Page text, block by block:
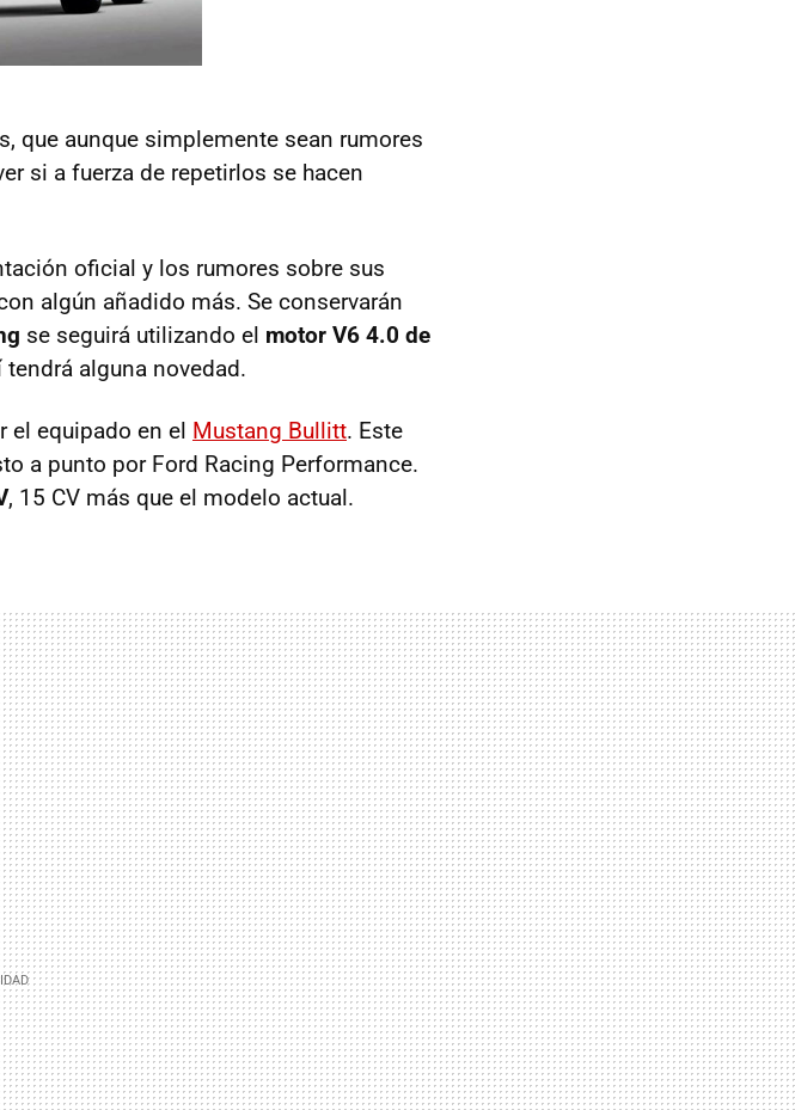
que aunque simplemente sean rumores
si a fuerza de repetirlos se hacen
oficial y los rumores sobre sus
algún añadido más. Se conservarán
se seguirá utilizando el motor V6 4.0 de
tendrá alguna novedad.
el equipado en el Mustang Bullitt. Este
a punto por Ford Racing Performance.
, 15 CV más que el modelo actual.